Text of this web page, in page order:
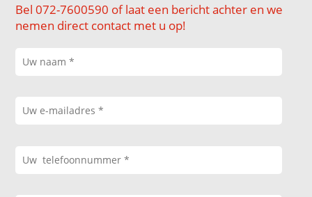
Bel 072-7600590 of laat een bericht achter en we
nemen direct contact met u op!